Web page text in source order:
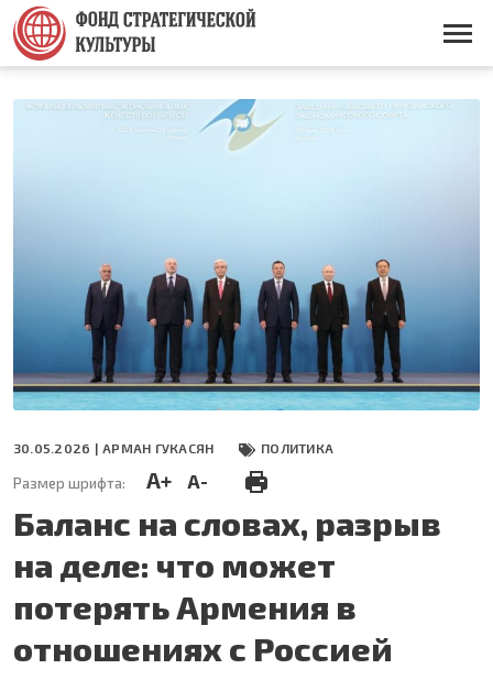
Перейти
основному
содержанию
Основная
30.05.2026 |АРМАН ГУКАСЯН ПОЛИТИКА
Размер шрифта: A+ A-
Баланс на словах, разрыв
на деле: что может
потерять Армения в
отношениях с Россией